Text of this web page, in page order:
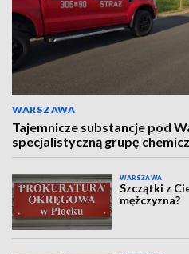
WARSZAWA
Tajemnicze substancje pod
specjalistyczną grupę
WARSZAWA
Szczątki z
mężczyzna?